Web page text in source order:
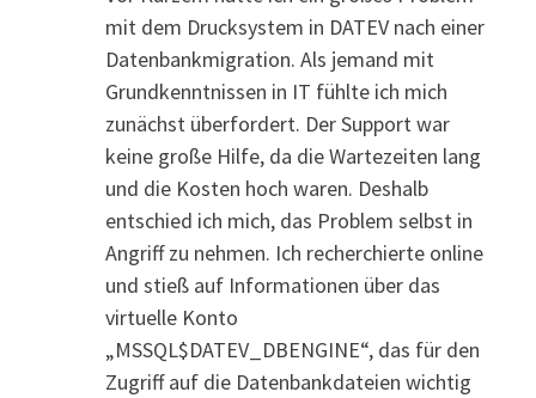
mit dem Drucksystem in DATEV nach einer
Datenbankmigration. Als jemand mit
Grundkenntnissen in IT fühlte ich mich
zunächst überfordert. Der Support war
keine große Hilfe, da die Wartezeiten lang
und die Kosten hoch waren. Deshalb
entschied ich mich, das Problem selbst in
Angriff zu nehmen. Ich recherchierte online
und stieß auf Informationen über das
virtuelle Konto
„MSSQL$DATEV_DBENGINE“, das für den
Zugriff auf die Datenbankdateien wichtig